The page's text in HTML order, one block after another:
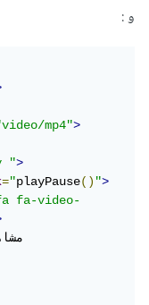
و :
"video/mp4">
">
="playPause()">
fa-video-